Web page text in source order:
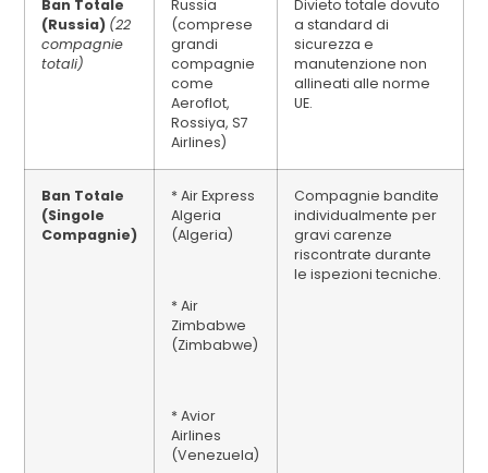
Ban Totale
(Russia) (22
compagnie
totali)
Russia
(comprese
grandi
compagnie
come
Aeroflot,
Rossiya, S7
Airlines)
Divieto totale dovuto
a standard di
sicurezza e
manutenzione non
allineati alle norme
UE.
Ban Totale
(Singole
Compagnie)
* Air Express
Algeria
(Algeria)
* Air
Zimbabwe
(Zimbabwe)
* Avior
Airlines
(Venezuela)
Compagnie bandite
individualmente per
gravi carenze
riscontrate durante
le ispezioni tecniche.